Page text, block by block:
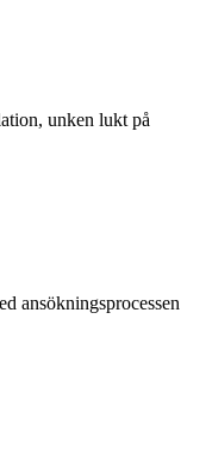
unken lukt på
ansökningsprocessen